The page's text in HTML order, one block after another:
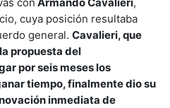
cuya posición resultaba
general. Cavalieri, que
propuesta del
por seis meses los
tiempo, finalmente dio su
inmediata de